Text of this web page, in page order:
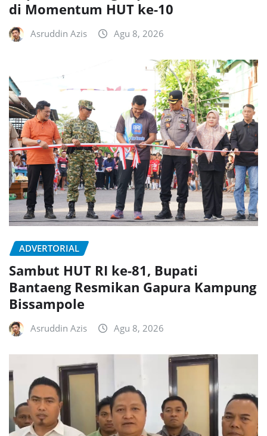
di Momentum HUT ke-10
Asruddin Azis Agu 8, 2026
ADVERTORIAL
Sambut HUT RI ke-81, Bupati
Bantaeng Resmikan Gapura Kampung
Bissampole
Asruddin Azis Agu 8, 2026